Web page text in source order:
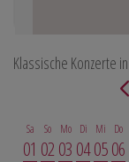
Teo
WEITER...
Klassische Konzerte
Sa
01
So
02
Mo
03
Di
04
Mi
05
Do
06